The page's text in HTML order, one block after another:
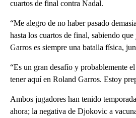
cuartos de final contra Nadal.
“Me alegro de no haber pasado
hasta los cuartos de final, sabiendo
Garros es siempre una batalla física,
“Es un gran desafío y probablemente
tener aquí en Roland Garros. Estoy
Ambos jugadores han tenido
ahora; la negativa de Djokovic a